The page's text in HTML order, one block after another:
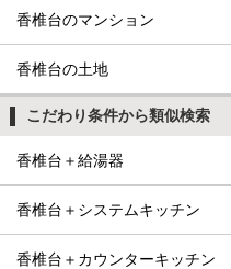
香椎台のマンション
香椎台の土地
こだわり条件から類似検索
香椎台＋給湯器
香椎台＋システムキッチン
香椎台＋カウンターキッチン